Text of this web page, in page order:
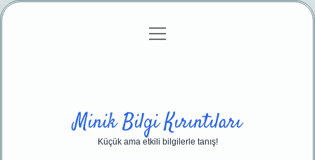
Gizlilik Politikası
menüyü
Minik Bilgi Kırıntıları
Küçük ama etkili bilgilerle tanış!